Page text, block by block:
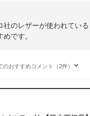
のレザーが使われてい
です。
のおすすめコメント（2件）